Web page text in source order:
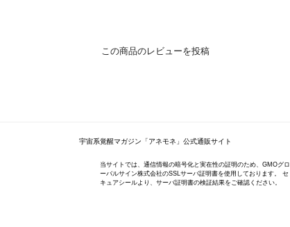
この商品のレビューを投稿
宇宙系覚醒マガジン「アネモネ」公式通販サイト
当サイトでは、通信情報の暗号化と実在性の証明のため、GMOグロ
ーバルサイン株式会社のSSLサーバ証明書を使用しております。 セ
キュアシールより、サーバ証明書の検証結果をご確認ください。